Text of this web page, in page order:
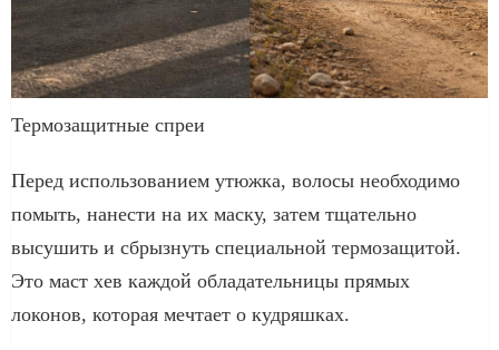
Термозащитные спреи
Перед использованием утюжка, волосы необходимо
помыть, нанести на их маску, затем тщательно
высушить и сбрызнуть специальной термозащитой.
Это маст хев каждой обладательницы прямых
локонов, которая мечтает о кудряшках.